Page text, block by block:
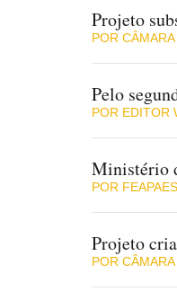
Projeto
POR
Pelo
POR EDITOR
Ministério
POR
Projeto
POR